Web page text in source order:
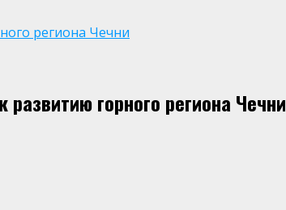
региона Чечни
горного региона Чечни